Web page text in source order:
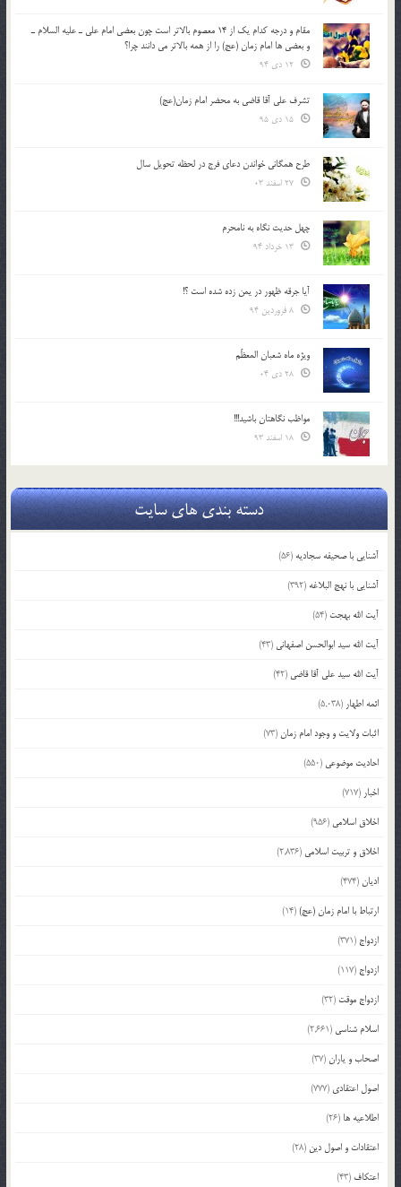
مقام و درجه كدام يك از 14 معصوم بالاتر است چون بعضي امام علي ـ عليه السلام ـ
و بعضي ها امام زمان (عج) را از همه بالاتر مي دانند چرا؟
تشرف علي آقا قاضي به محضر امام زمان(عج)
طرح همگانی خواندن دعای فرج در لحظه تحویل سال
چهل حدیث نگاه به نامحرم
آیا جرقه ظهور در یمن زده شده است ؟!
ویژه ماه شعبان المعظّم
مواظب نگاهتان باشید!!!
دسته بندی های سایت
آشنایی با صحیفه سجادیه (56)
آشنایی با نهج البلاغه (392)
آیت الله بهجت (54)
آیت الله سید ابوالحسن اصفهانی (43)
آیت الله سید علی آقا قاضی (42)
ائمه اطهار (5,038)
اثبات ولایت و وجود امام زمان (73)
احادیث موضوعی (550)
اخبار (717)
اخلاق اسلامی (956)
اخلاق و تربیت اسلامی (2,836)
ادیان (474)
ارتباط با امام زمان (عج)(14)
ازدواج (371)
ازدواج (117)
ازدواج موقت (32)
اسلام شناسی (2,661)
اصحاب و یاران (37)
اصول اعتقادی (777)
اطلاعیه ها (26)
اعتقادات و اصول دین (28)
اعتکاف (43)